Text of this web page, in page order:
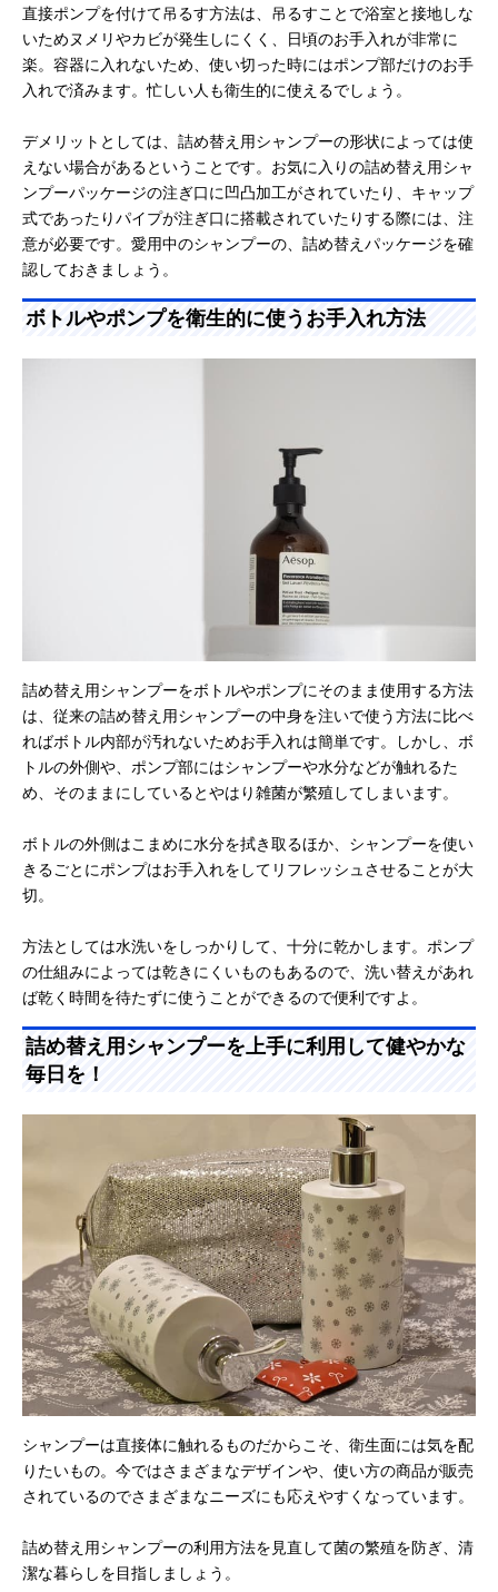
直接ポンプを付けて吊るす方法は、吊るすことで浴室と接地しな
いためヌメリやカビが発生しにくく、日頃のお手入れが非常に
楽。容器に入れないため、使い切った時にはポンプ部だけのお手
入れで済みます。忙しい人も衛生的に使えるでしょう。
デメリットとしては、詰め替え用シャンプーの形状によっては使
えない場合があるということです。お気に入りの詰め替え用シャ
ンプーパッケージの注ぎ口に凹凸加工がされていたり、キャップ
式であったりパイプが注ぎ口に搭載されていたりする際には、注
意が必要です。愛用中のシャンプーの、詰め替えパッケージを確
認しておきましょう。
ボトルやポンプを衛生的に使うお手入れ方法
詰め替え用シャンプーをボトルやポンプにそのまま使用する方法
は、従来の詰め替え用シャンプーの中身を注いで使う方法に比べ
ればボトル内部が汚れないためお手入れは簡単です。しかし、ボ
トルの外側や、ポンプ部にはシャンプーや水分などが触れるた
め、そのままにしているとやはり雑菌が繁殖してしまいます。
ボトルの外側はこまめに水分を拭き取るほか、シャンプーを使い
きるごとにポンプはお手入れをしてリフレッシュさせることが大
切。
方法としては水洗いをしっかりして、十分に乾かします。ポンプ
の仕組みによっては乾きにくいものもあるので、洗い替えがあれ
ば乾く時間を待たずに使うことができるので便利ですよ。
詰め替え用シャンプーを上手に利用して健やかな
毎日を！
シャンプーは直接体に触れるものだからこそ、衛生面には気を配
りたいもの。今ではさまざまなデザインや、使い方の商品が販売
されているのでさまざまなニーズにも応えやすくなっています。
詰め替え用シャンプーの利用方法を見直して菌の繁殖を防ぎ、清
潔な暮らしを目指しましょう。